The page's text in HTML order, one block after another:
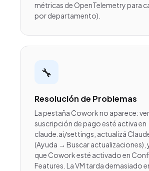
métricas de OpenTelemetry para
por departamento).
🔧
Resolución de Problemas
La pestaña Cowork no aparece:
suscripción de pago esté activa en
claude.ai/settings, actualizá
(Ayuda → Buscar actualizaciones),
que Cowork esté activado en
Features. La VM tarda demasiado